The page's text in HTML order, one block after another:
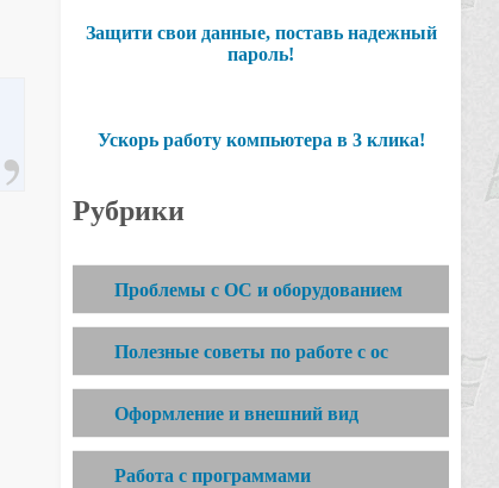
Защити свои данные, поставь надежный
пароль!
Ускорь работу компьютера в 3 клика!
Рубрики
Проблемы с ОС и оборудованием
Полезные советы по работе с ос
Оформление и внешний вид
Работа с программами